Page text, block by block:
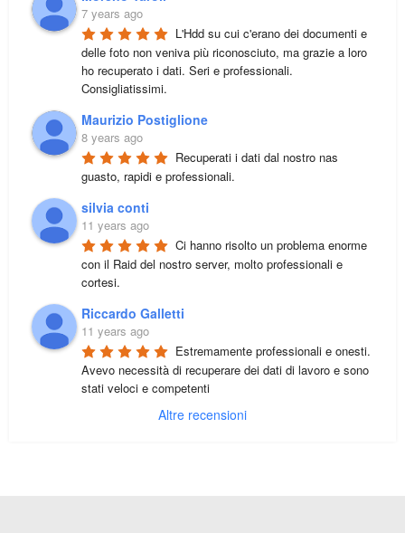
7 years ago
L'Hdd su cui c'erano dei documenti e
delle foto non veniva più riconosciuto, ma grazie a loro
ho recuperato i dati. Seri e professionali.
Consigliatissimi.
Maurizio Postiglione
8 years ago
Recuperati i dati dal nostro nas
guasto, rapidi e professionali.
silvia conti
11 years ago
Ci hanno risolto un problema enorme
con il Raid del nostro server, molto professionali e
cortesi.
Riccardo Galletti
11 years ago
Estremamente professionali e onesti.
Avevo necessità di recuperare dei dati di lavoro e sono
stati veloci e competenti
Altre recensioni